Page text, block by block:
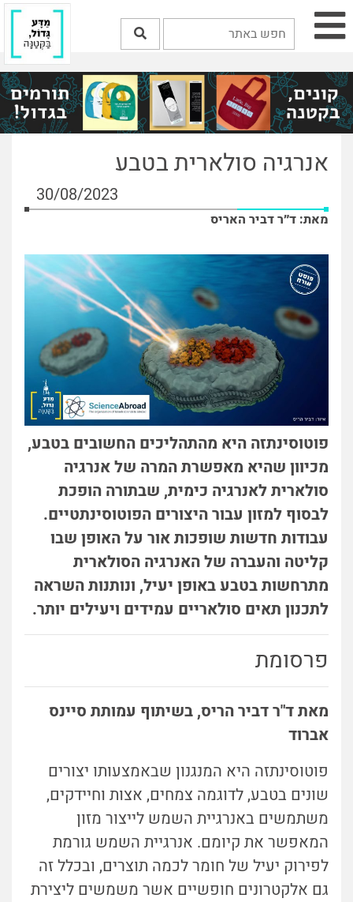
אנרגיה סולארית בטבע
30/08/2023
מאת: ד״ר דביר האריס
פוטוסינתזה היא מהתהליכים החשובים בטבע,
מכיוון שהיא מאפשרת המרה של אנרגיה
סולארית לאנרגיה כימית, שבתורה הופכת
לבסוף למזון עבור היצורים הפוטוסינתטיים.
עבודות חדשות שופכות אור על האופן שבו
קליטה והעברה של האנרגיה הסולארית
מתרחשות בטבע באופן יעיל, ונותנות השראה
לתכנון תאים סולאריים עמידים ויעילים יותר.
פרסומת
מאת ד"ר דביר הריס, בשיתוף עמותת סיינס
אברוד
פוטוסינתזה היא המנגנון שבאמצעותו יצורים
שונים בטבע, לדוגמה צמחים, אצות וחיידקים,
משתמשים באנרגיית השמש לייצור מזון
המאפשר את קיומם. אנרגיית השמש גורמת
לפירוק יעיל של חומר לכמה תוצרים, ובכלל זה
גם אלקטרונים חופשיים אשר משמשים ליצירת